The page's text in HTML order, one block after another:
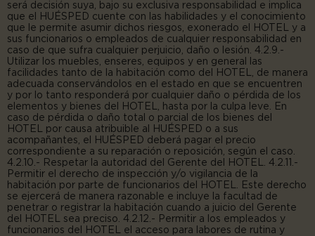
será decisión suya, bajo su exclusiva responsabilidad e implica
que el HUÉSPED cuente con las habilidades y el conocimiento
que le permite asumir dichos riesgos, exonerado el HOTEL y a
sus funcionarios o empleados de cualquier responsabilidad en
caso de que sufra cualquier perjuicio, daño o lesión. 4.2.9.-
Utilizar los muebles, enseres, equipos y en general las
facilidades tanto de la habitación como del HOTEL, de manera
adecuada conservándolos en el estado en que se encuentren
y por lo tanto responderá por cualquier daño o pérdida de los
elementos y bienes del HOTEL, hasta por la culpa leve. En
caso de pérdida o daño total o parcial de los bienes del
HOTEL por causa atribuible al HUÉSPED o a sus
acompañantes, el HUÉSPED deberá pagar el precio
correspondiente a su reparación o reposición, según el caso.
4.2.10.- Respetar la autoridad del Gerente del HOTEL. 4.2.11.-
Permitir el derecho de inspección y/o vigilancia de la
habitación por parte de funcionarios del HOTEL. Este derecho
se ejercerá de manera razonable e incluye la facultad de
penetrar o registrar la habitación cuando a juicio del Gerente
del HOTEL sea preciso. 4.2.12.- Permitir a los empleados y
funcionarios del HOTEL el acceso para labores de rutina y